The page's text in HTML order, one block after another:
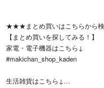
★★★まとめ買いはこちらか
【まとめ買いを探してみる！】
家電・電子機器はこちら↓
#makichan_shop_kaden
生活雑貨はこちら↓